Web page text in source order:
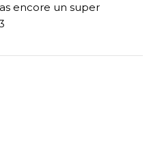
encore un super